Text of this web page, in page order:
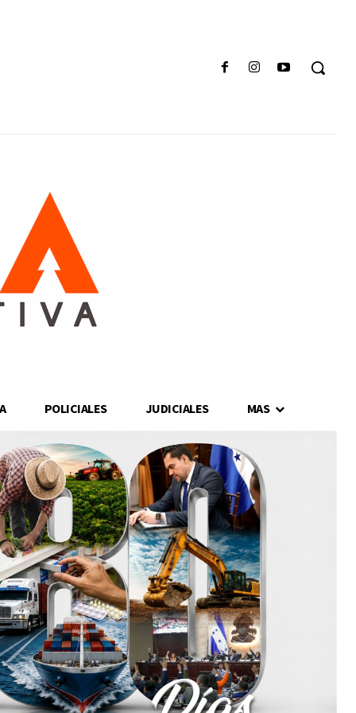
POLICIALES JUDICIALES MAS